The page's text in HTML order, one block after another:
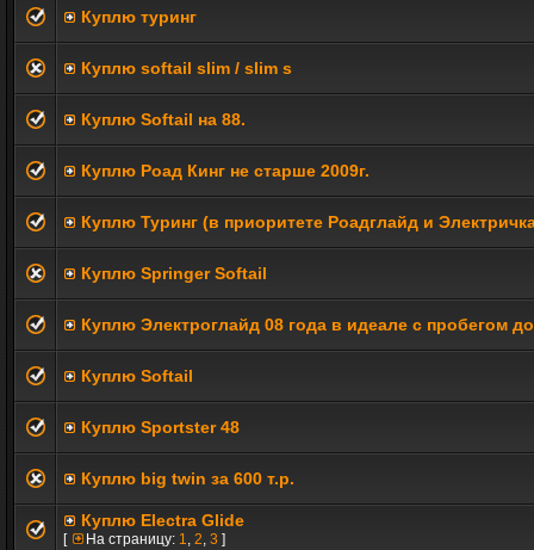
Куплю туринг
Куплю softail slim / slim s
Куплю Softail на 88.
Куплю Роад Кинг не старше 2009г.
Куплю Туринг (в приоритете Роадглайд и
Куплю Springer Softail
Куплю Электроглайд 08 года в идеале с пробегом
Куплю Softail
Куплю Sportster 48
Куплю big twin за 600 т.р.
Куплю Electra Glide
[ На страницу: 1, 2, 3 ]